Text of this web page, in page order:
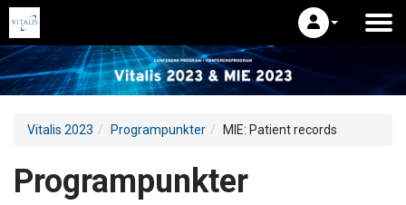
Vitalis 2023 Programpunkter MIE: Patient records
Programpunkter